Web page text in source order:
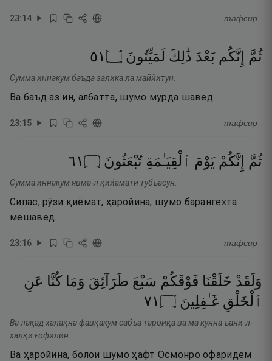
23:14 тафсир
ثُمَّ إِنَّكُم بَعْدَ ذَٰلِكَ لَمَيِّتُونَ ۝١٥
Сумма иннакум баъда залика ла маййитун.
Ва баъд аз ин, албатта, шумо мурда шавед.
23:15 тафсир
ثُمَّ إِنَّكُمْ يَوْمَ ٱلْقِيَـٰمَةِ تُبْعَثُونَ ۝١٦
Сумма иннакум явма-л қийамати тубъасун.
Сипас, рӯзи қиёмат, ҳаройина, шумо барангехта
мешавед.
23:16 тафсир
وَلَقَدْ خَلَقْنَا فَوْقَكُمْ سَبْعَ طَرَآئِقَ وَمَا كُنَّا عَنِ
ٱلْخَلْقِ غَـٰفِلِينَ ۝١٧
Ва лақад халақна фавқакум сабъа тароиқа ва ма кунна ъани-л-
халқи ғофилӣн.
Ва ҳаройина, болои шумо ҳафт Осмонро офаридем